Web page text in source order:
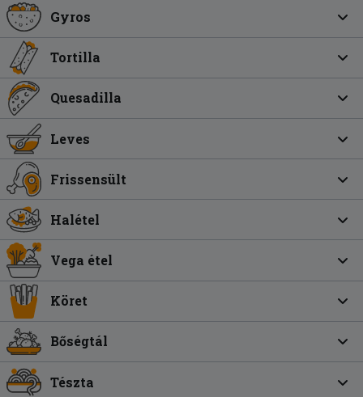
Gyros
Tortilla
Quesadilla
Leves
Frissensült
Halétel
Vega étel
Köret
Bőségtál
Tészta